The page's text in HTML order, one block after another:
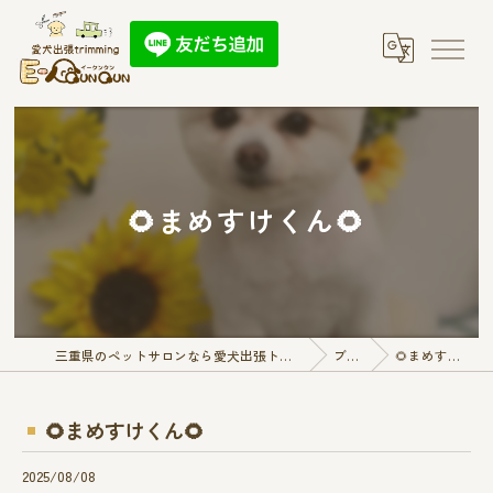
🌻まめすけくん🌻
三重県のペットサロンなら愛犬出張トリミング E-QunQun ブログ 🌻まめすけくん🌻
🌻まめすけくん🌻
2025/08/08